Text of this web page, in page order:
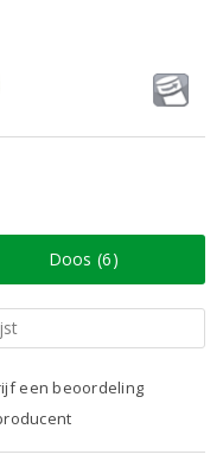
Doos (6)
een beoordeling